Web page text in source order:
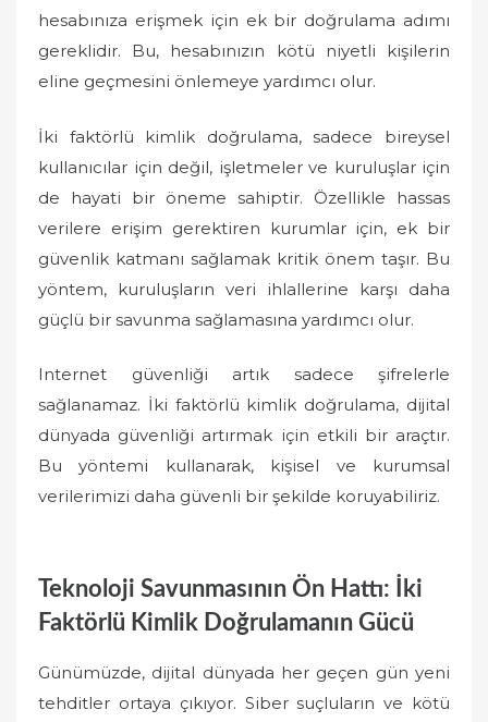
hesabınıza erişmek için ek bir doğrulama adımı
gereklidir. Bu, hesabınızın kötü niyetli kişilerin
eline geçmesini önlemeye yardımcı olur.
İki faktörlü kimlik doğrulama, sadece bireysel
kullanıcılar için değil, işletmeler ve kuruluşlar için
de hayati bir öneme sahiptir. Özellikle hassas
verilere erişim gerektiren kurumlar için, ek bir
güvenlik katmanı sağlamak kritik önem taşır. Bu
yöntem, kuruluşların veri ihlallerine karşı daha
güçlü bir savunma sağlamasına yardımcı olur.
Internet güvenliği artık sadece şifrelerle
sağlanamaz. İki faktörlü kimlik doğrulama, dijital
dünyada güvenliği artırmak için etkili bir araçtır.
Bu yöntemi kullanarak, kişisel ve kurumsal
verilerimizi daha güvenli bir şekilde koruyabiliriz.
Teknoloji Savunmasının Ön Hattı: İki
Faktörlü Kimlik Doğrulamanın Gücü
Günümüzde, dijital dünyada her geçen gün yeni
tehditler ortaya çıkıyor. Siber suçluların ve kötü